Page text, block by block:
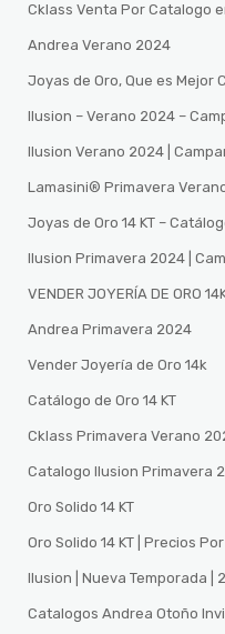
Cklass Venta Por Catalogo
Andrea Verano 2024
Joyas de Oro, Que es Mejor
Ilusion – Verano 2024 –
Ilusion Verano 2024 |
Lamasini®️ Primavera
Joyas de Oro 14 KT –
Ilusion Primavera 2024 |
VENDER JOYERÍA DE ORO
Andrea Primavera 2024
Vender Joyería de Oro 14k
Catálogo de Oro 14 KT
Cklass Primavera Verano
Catalogo Ilusion Primavera
Oro Solido 14 KT
Oro Solido 14 KT | Precios
Ilusion | Nueva Temporada |
Catalogos Andrea Otoño